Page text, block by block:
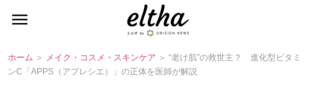
ホーム ＞ メイク・コスメ・スキンケア ＞ “老け肌”の救世主？ 進化型ビタミ
ンC「APPS（アプレシエ）」の正体を医師が解説